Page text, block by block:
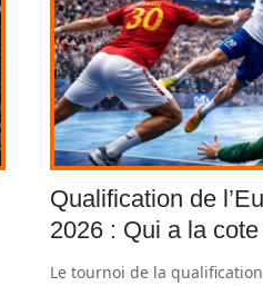
Qualification de
2026 : Qui a la
Le tournoi de la